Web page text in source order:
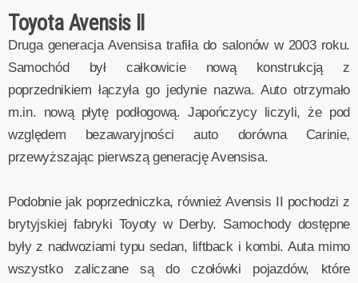
Toyota Avensis II
Druga generacja Avensisa trafiła do salonów w 2003 roku.
Samochód był całkowicie nową konstrukcją z
poprzednikiem łączyła go jedynie nazwa. Auto otrzymało
m.in. nową płytę podłogową. Japończycy liczyli, że pod
względem bezawaryjności auto dorówna Carinie,
przewyższając pierwszą generację Avensisa.
Podobnie jak poprzedniczka, również Avensis II pochodzi z
brytyjskiej fabryki Toyoty w Derby. Samochody dostępne
były z nadwoziami typu sedan, liftback i kombi. Auta mimo
wszystko zaliczane są do czołówki pojazdów, które